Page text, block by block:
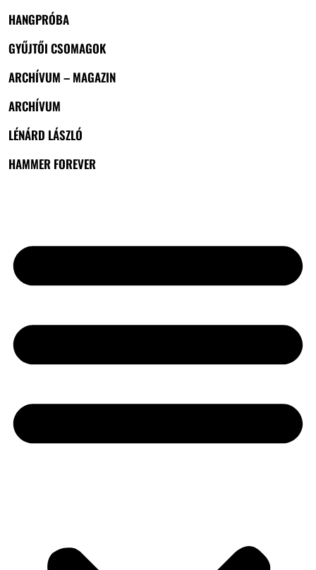
HANGPRÓBA
GYŰJTŐI CSOMAGOK
ARCHÍVUM – MAGAZIN
ARCHÍVUM
LÉNÁRD LÁSZLÓ
HAMMER FOREVER